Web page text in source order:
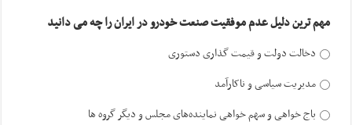
مهم ترین دلیل عدم موفقیت صنعت خودرو در ایران را چه می دانید
دخالت دولت و قیمت گذاری دستوری
مدیریت سیاسی و ناکارآمد
باج خواهی و سهم خواهی نماینده‌های مجلس و دیگر گروه ها